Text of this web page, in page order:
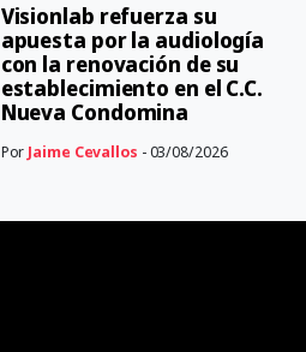
Visionlab refuerza su
apuesta por la audiología
con la renovación de su
establecimiento en el C.C.
Nueva Condomina
Por Jaime Cevallos - 03/08/2026